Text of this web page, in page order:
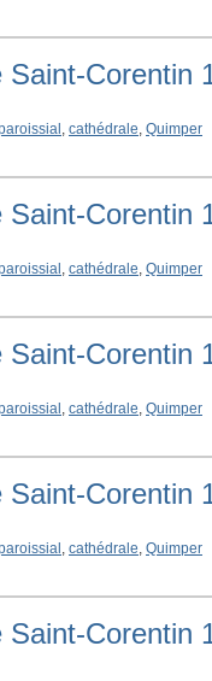
Saint-Corentin
, cathédrale, Quimper
Saint-Corentin
, cathédrale, Quimper
Saint-Corentin
, cathédrale, Quimper
Saint-Corentin
, cathédrale, Quimper
Saint-Corentin